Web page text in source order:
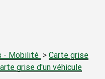
- Mobilité > Carte grise
grise d'un véhicule